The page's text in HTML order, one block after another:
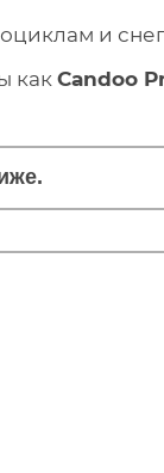
и
как Candoo